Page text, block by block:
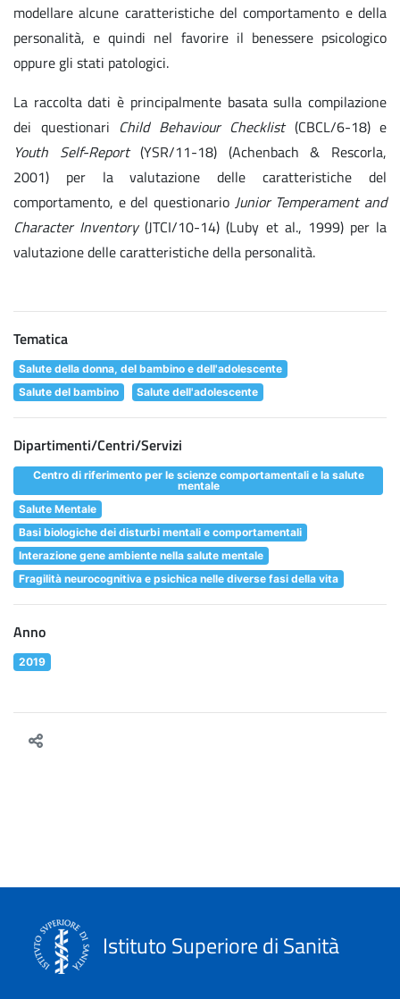
modellare alcune caratteristiche del comportamento e della
personalità, e quindi nel favorire il benessere psicologico
oppure gli stati patologici.
La raccolta dati è principalmente basata sulla compilazione
dei questionari Child Behaviour Checklist(CBCL/6-18) e
Youth Self-Report(YSR/11-18) (Achenbach & Rescorla,
2001) per la valutazione delle caratteristiche del
comportamento, e del questionario Junior Temperament and
Character Inventory(JTCI/10-14) (Luby et al., 1999) per la
valutazione delle caratteristiche della personalità.
Tematica
Salute della donna, del bambino e dell'adolescente
Salute del bambino
Salute dell'adolescente
Dipartimenti/Centri/Servizi
Centro di riferimento per le scienze comportamentali e la salute
mentale
Salute Mentale
Basi biologiche dei disturbi mentali e comportamentali
Interazione gene ambiente nella salute mentale
Fragilità neurocognitiva e psichica nelle diverse fasi della vita
Anno
2019
Istituto Superiore di Sanità